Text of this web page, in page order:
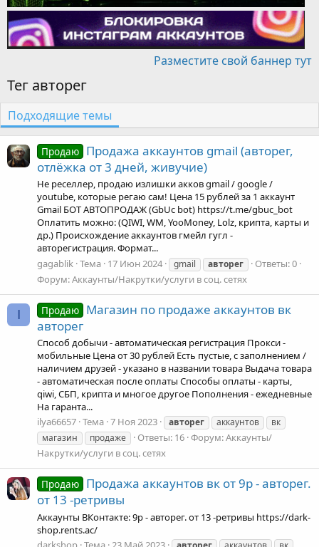
Разместите свой баннер тут
Тег авторег
Подходящие темы
Продаю Продажа аккаунтов gmail (авторег,
отлёжка от 3 дней, живучие)
Не реселлер, продаю излишки акков gmail / google /
youtube, которые регаю сам! Цена 15 рублей за 1 аккаунт
Gmail БОТ АВТОПРОДАЖ (GbUc bot) https://t.me/gbuc_bot
Оплатить можно: (QIWI, WM, YooMoney, Lolz, крипта, карты и
др.) Происхождение аккаунтов гмейл гугл -
авторегистрация. Формат...
gagablik Тема 17 Июн 2024 gmail авторег
Ответы: 0
Форум:Аккаунты/Накрутки/услуги в соц. сетях
I Продаю Магазин по продаже аккаунтов вк
авторег
Способ добычи - автоматическая регистрация Прокси -
мобильные Цена от 30 рублей Есть пустые, с заполнением /
наличием друзей - указано в названии товара Выдача товара
- автоматическая после оплаты Способы оплаты - карты,
qiwi, СБП, крипта и многое другое Пополнения - ежедневные
На гаранта...
ilya66657 Тема 7 Ноя 2023 авторег аккаунтов
вк
магазин
продаже Ответы: 16 Форум:Аккаунты/
Накрутки/услуги в соц. сетях
Продаю Продажа аккаунтов вк от 9р - авторег.
от 13 -ретривы
Аккаунты ВКонтакте: 9р - авторег. от 13 -ретривы https://dark-
shop.rents.ac/